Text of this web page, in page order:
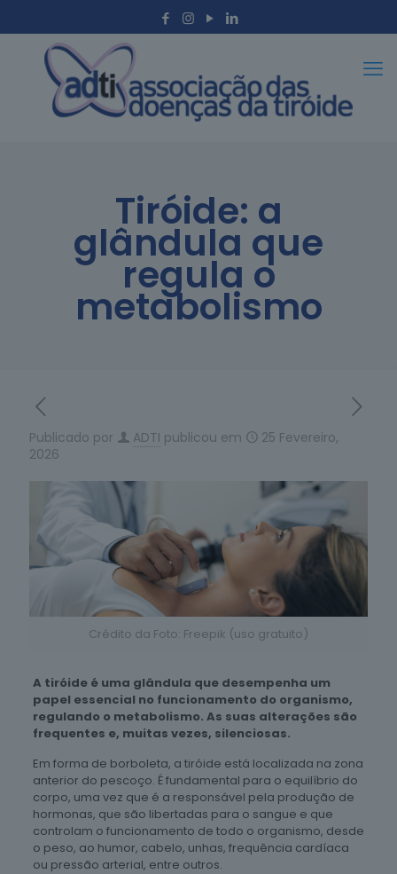
Tiróide: a
glândula que
regula o
metabolismo
Publicado por ADTI publicou em
25 Fevereiro,
2026
Crédito da Foto: Freepik (uso gratuito)
A tiróide é uma glândula que desempenha um
papel essencial no funcionamento do organismo,
regulando o metabolismo. As suas alterações são
frequentes e, muitas vezes, silenciosas.
Em forma de borboleta, a tiróide está localizada na zona
anterior do pescoço. É fundamental para o equilíbrio do
corpo, uma vez que é a responsável pela produção de
hormonas, que são libertadas para o sangue e que
controlam o funcionamento de todo o organismo, desde
o peso, ao humor, cabelo, unhas, frequência cardíaca
ou pressão arterial, entre outros.